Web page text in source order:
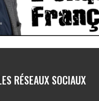
RÉSEAUX SOCIAUX